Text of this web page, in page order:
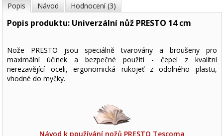
Popis Návod Hodnocení (3)
Popis produktu: Univerzální nůž PRESTO 14 cm
Nože PRESTO jsou speciálně tvarovány a broušeny pro
maximální účinek a bezpečné použití - čepel z kvalitní
nerezavějící oceli, ergonomická rukojeť z odolného plastu,
vhodné do myčky.
Návod k používání nožů PRESTO Tescoma